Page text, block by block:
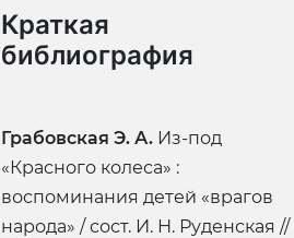
Краткая
библиография
Грабовская Э. А. Из-под
«Красного колеса» :
воспоминания детей «врагов
народа» / сост. И. Н. Руденская //